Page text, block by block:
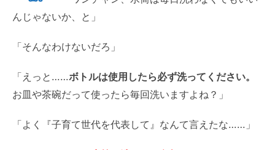
んじゃないか、と」
「そんなわけないだろ」
「えっと……ボトルは使用したら必ず洗ってください。
お皿や茶碗だって使ったら毎回洗いますよね？」
「よく『子育て世代を代表して』なんて言えたな……」